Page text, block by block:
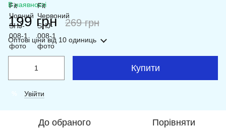
В наявності
199 грн 269 грн
Оптові цінивід 10 одиниць
Купити
Увійти
До обраного Порівняти